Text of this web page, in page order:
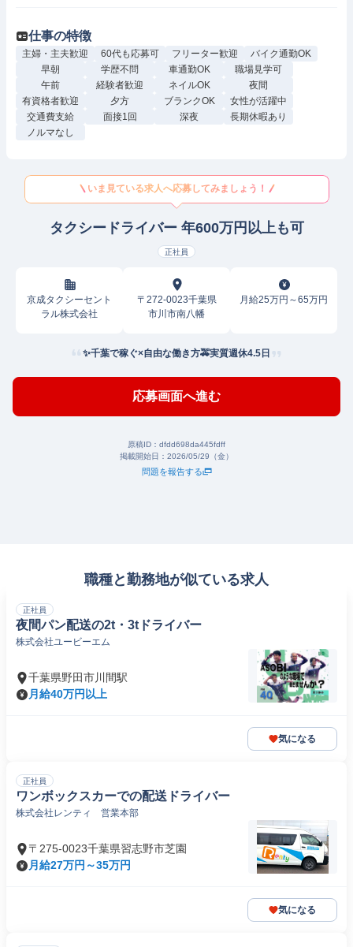
仕事の特徴
主婦・主夫歓迎 60代も応募可 フリーター歓迎
バイク通勤OK
早朝
学歴不問 車通勤OK
職場見学可
午前
経験者歓迎 ネイルOK
夜間
有資格者歓迎
夕方 ブランクOK
女性が活躍中
交通費支給
面接1回 深夜
長期休暇あり
ノルマなし
いま見ている求人へ応募してみましょう！
タクシードライバー 年600万円以上も可
正社員
京成タクシーセント
ラル株式会社
〒272-0023千葉県
市川市南八幡
月給25万円～65万円
✨千葉で稼ぐ×自由な働き方🚕実質週休4.5日
応募画面へ進む
原稿ID： dfdd698da445fdff
掲載開始日： 2026/05/29（金）
問題を報告する
職種と勤務地が似ている求人
正社員
夜間パン配送の2t・3tドライバー
株式会社ユービーエム
千葉県野田市川間駅
月給40万円以上
気になる
正社員
ワンボックスカーでの配送ドライバー
株式会社レンティ 営業本部
〒275-0023千葉県習志野市芝園
月給27万円～35万円
気になる